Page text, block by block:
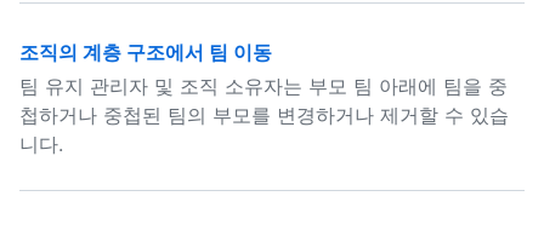
조직의 계층 구조에서 팀 이동
팀 유지 관리자 및 조직 소유자는 부모 팀 아래에 팀을 중
첩하거나 중첩된 팀의 부모를 변경하거나 제거할 수 있습
니다.